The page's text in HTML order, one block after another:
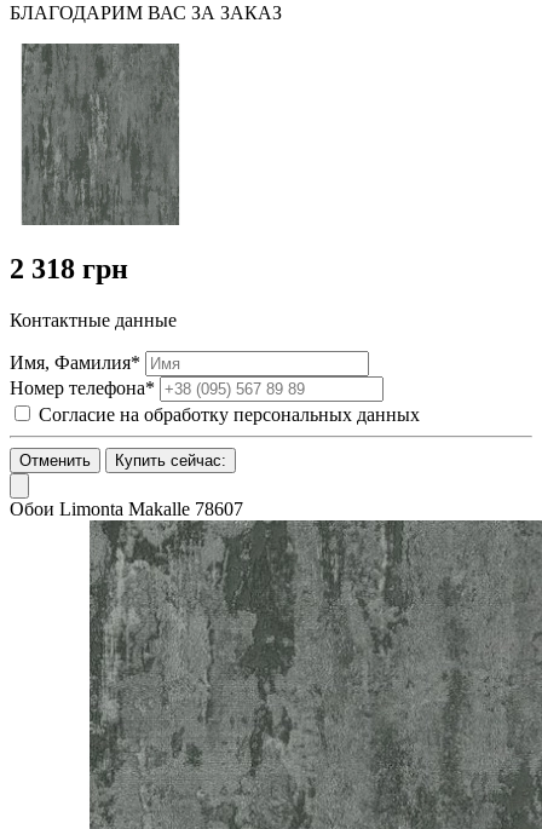
БЛАГОДАРИМ ВАС ЗА ЗАКАЗ
2 318 грн
Контактные данные
Имя, Фамилия*
Номер телефона*
Согласие на обработку персональных данных
Отменить Купить сейчас:
Обои Limonta Makalle 78607